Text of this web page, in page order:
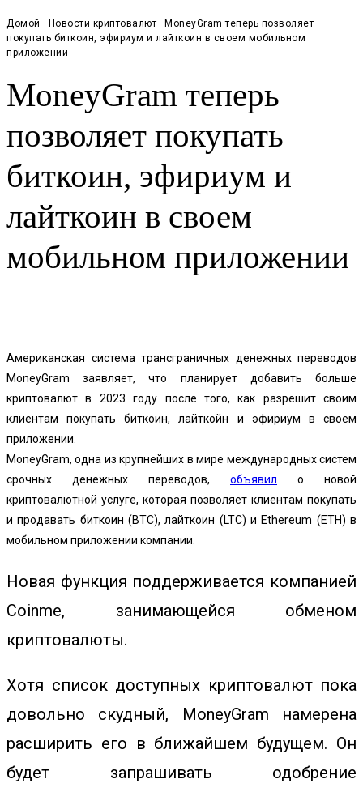
Домой Новости криптовалют
MoneyGram теперь позволяет
покупать биткоин, эфириум и лайткоин в своем мобильном
приложении
MoneyGram теперь
позволяет покупать
биткоин, эфириум и
лайткоин в своем
мобильном приложении
Американская система трансграничных денежных переводов
MoneyGram заявляет, что планирует добавить больше
криптовалют в 2023 году после того, как разрешит своим
клиентам покупать биткоин, лайткойн и эфириум в своем
приложении.
MoneyGram, одна из крупнейших в мире международных систем
срочных денежных переводов, объявил о новой
криптовалютной услуге, которая позволяет клиентам покупать
и продавать биткоин (BTC), лайткоин (LTC) и Ethereum (ETH) в
мобильном приложении компании.
Новая функция поддерживается компанией
Coinme, занимающейся обменом
криптовалюты.
Хотя список доступных криптовалют пока
довольно скудный, MoneyGram намерена
расширить его в ближайшем будущем. Он
будет запрашивать одобрение